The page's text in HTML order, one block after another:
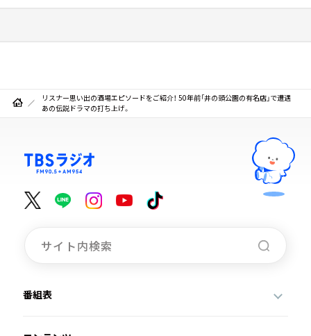
リスナー思い出の酒場エピソードをご紹介！ 50年前「井の頭公園の有名店」で遭遇
あの伝説ドラマの打ち上げ。
番組表